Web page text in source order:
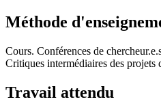
Méthode
Cours. Conférences de
Critiques intermédiaires des projets
Travail attendu